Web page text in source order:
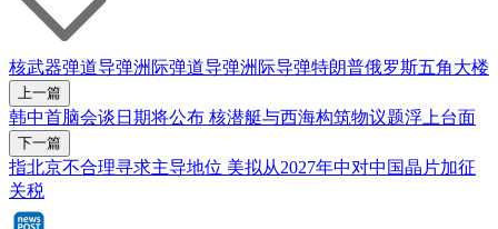
核武器弹道导弹洲际弹道导弹洲际导弹特朗普俄罗斯五角大楼
上一篇
韩中首脑会谈日期将公布 核潜艇与西海构筑物议题浮上台面
下一篇
指北京不合理寻求主导地位 美拟从2027年中对中国晶片加征
关税